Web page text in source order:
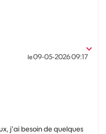
le‎09-05-202609:17
j’ai besoin de quelques